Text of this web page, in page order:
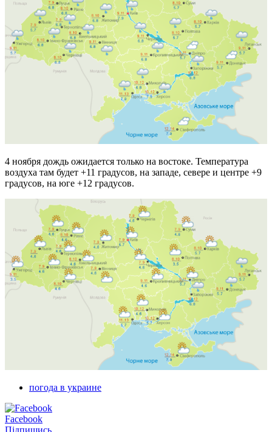
4 ноября дождь ожидается только на востоке. Температура
воздуха там будет +11 градусов, на западе, севере и центре +9
градусов, на юге +12 градусов.
погода в украине
Facebook
Підпишись